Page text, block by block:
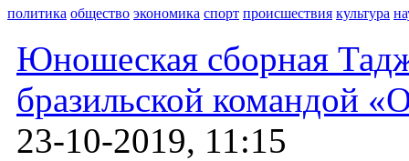
политика общество экономика спорт происшествия культура
Юношеская сборная
бразильской командой
23-10-2019, 11:15